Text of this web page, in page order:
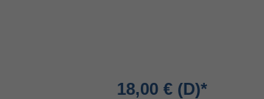
18,00 €